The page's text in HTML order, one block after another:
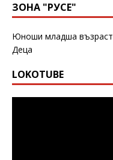
ЗОНА "РУСЕ"
Юноши младша възраст
Деца
LOKOTUBE